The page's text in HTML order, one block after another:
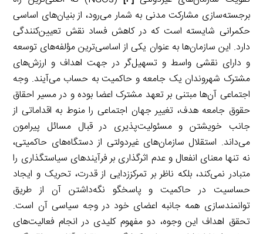
برجسته‌سازی مشارکت مدنی به شمار می‌رود، از بنیان‌های اساسی
حکمرانی شایسته است که در کاهش فساد نقش تعیین‌کنندگی
دارد. این سازمان‌ها به عنوان یکی از اساسی‌ترین مؤلفه‌های توسعه
و دارای نقشی واسط و تسهیل‌گر در جهت اهداف و ارزش‌های
مشترک شهروندان یک جامعه و حاکمیت به حساب می‌آیند. وجه
اجتماعی آن‌ها مبتنی بر تعهد مشترک اعضا بوده و در مسیر احقاق
حقوق جامعه هدف، تغییر جهان اجتماعی را منوط به اقداماتی از
جانب خویشتن و مسئولیت‌پذیری در قبال مسائل پیرامون
می‌داند. استقلال سازمان‌های غیردولتی از دستگاه‌های حاکمیتی،
نه تنها معنای انفعال و عدم اثرگذاری بر فرآیندهای سیاستگذاری را
متبادر نمی‌کند، بلکه ناظر بر تمرکززدایی از قدرت، تحریک و ایجاد
حساسیت در حاکمیت و پاسخگو نگه‌داشتن آن از طریق
توانمندسازی همه جانبه اعضای خود در وجه سیاسی آن است.
تحقق اهداف این وجوه، دو مفهوم کلیدی در انجام فعالیت‌های